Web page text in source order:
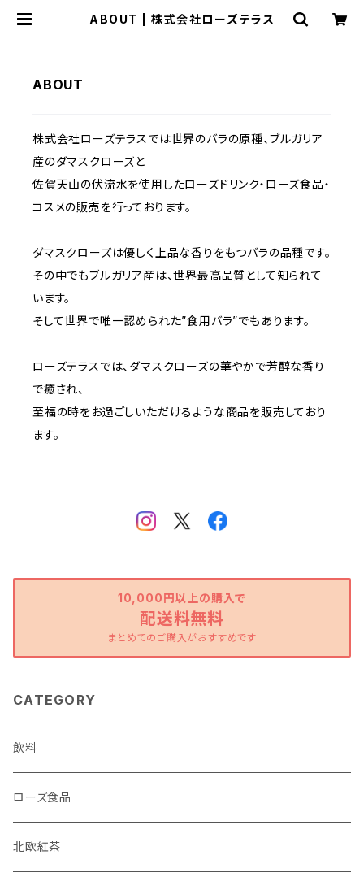
ABOUT | 株式会社ローズテラス
ABOUT
株式会社ローズテラスでは世界のバラの原種、ブルガリア
産のダマスクローズと
佐賀天山の伏流水を使用したローズドリンク・ローズ食品・
コスメの販売を行っております。
ダマスクローズは優しく上品な香りをもつバラの品種です。
その中でもブルガリア産は、世界最高品質として知られて
います。
そして世界で唯一認められた”食用バラ”でもあります。
ローズテラスでは、ダマスクローズの華やかで芳醇な香り
で癒され、
至福の時をお過ごしいただけるような商品を販売しており
ます。
10,000円以上の購入で
配送料無料
まとめてのご購入がおすすめです
CATEGORY
飲料
ローズ食品
北欧紅茶